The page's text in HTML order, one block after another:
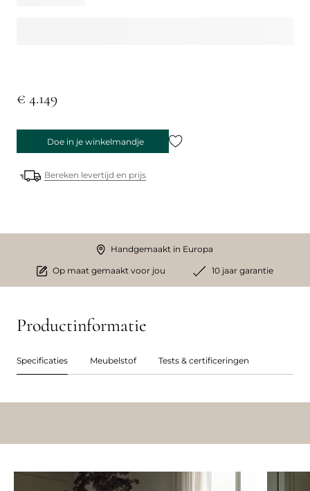
€ 4.149
Doe in je winkelmandje
Bereken levertijd en prijs
Handgemaakt in Europa
Op maat gemaakt voor jou 10 jaar garantie
Productinformatie
Specificaties Meubelstof Tests & certificeringen